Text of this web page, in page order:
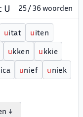
U 25 / 36 woorden
uitat uiten
ukken ukkie
unief uniek
↓